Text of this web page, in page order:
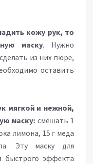
кожу рук, то
маску. Нужно
из них пюре,
оставить
мягкой и нежной,
маску: смешать 1
лимона, 15 г меда
Эту маску для
быстрого эффекта